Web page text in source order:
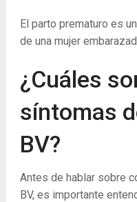
El parto prematuro es
de una mujer
¿Cuáles
síntomas
BV?
Antes de hablar sobre
BV, es importante